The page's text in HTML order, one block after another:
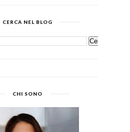
CERCA NEL BLOG
CHI SONO